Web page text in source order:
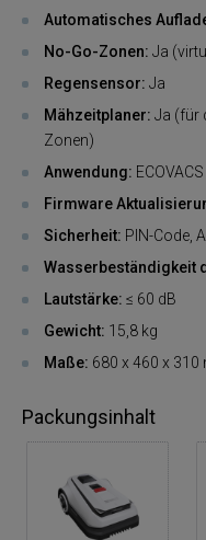
Automatisches
No-Go-Zonen: Ja
Regensensor: Ja
Mähzeitplaner: Ja (für
Zonen)
Anwendung:
Firmware
Sicherheit: PIN-Code,
Wasserbeständigkeit
Lautstärke: ≤ 60 dB
Gewicht: 15,8 kg
Maße: 680 x 460 x 310
Packungsinhalt